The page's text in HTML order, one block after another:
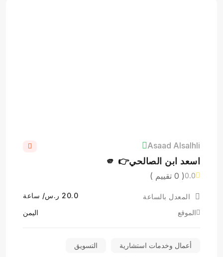
Asaad Alsalhli
اسعد ابن الصالحي👉 🫵
0.0( 0 تقييم )
المعدل بالساعة
20.0 ر.س/ ساعة
الموقع
اليمن
أعمال وخدمات استشارية التسويق